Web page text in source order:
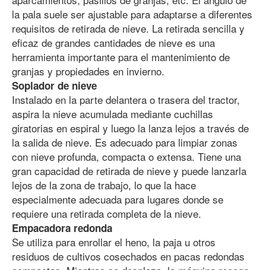
la pala suele ser ajustable para adaptarse a diferentes
requisitos de retirada de nieve. La retirada sencilla y
eficaz de grandes cantidades de nieve es una
herramienta importante para el mantenimiento de
granjas y propiedades en invierno.
Soplador de nieve
Instalado en la parte delantera o trasera del tractor,
aspira la nieve acumulada mediante cuchillas
giratorias en espiral y luego la lanza lejos a través de
la salida de nieve. Es adecuado para limpiar zonas
con nieve profunda, compacta o extensa. Tiene una
gran capacidad de retirada de nieve y puede lanzarla
lejos de la zona de trabajo, lo que la hace
especialmente adecuada para lugares donde se
requiere una retirada completa de la nieve.
Empacadora redonda
Se utiliza para enrollar el heno, la paja u otros
residuos de cultivos cosechados en pacas redondas